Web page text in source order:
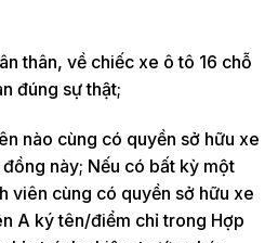
thân, về chiếc xe ô tô 16 chỗ
đúng sự thật;
nào cùng có quyền sở hữu xe
này; Nếu có bất kỳ một
viên cùng có quyền sở hữu xe
A ký tên/điểm chỉ trong Hợp